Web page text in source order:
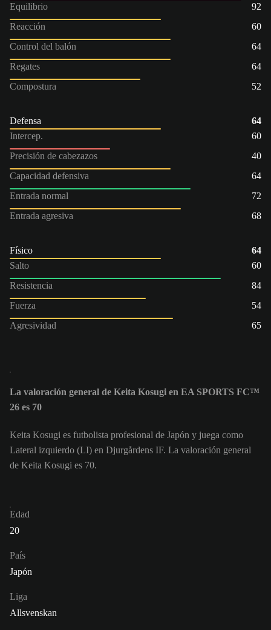
Equilibrio
92
Reacción
60
Control del balón
64
Regates
64
Compostura
52
Defensa
64
Intercep.
60
Precisión de cabezazos
40
Capacidad defensiva
64
Entrada normal
72
Entrada agresiva
68
Físico
64
Salto
60
Resistencia
84
Fuerza
54
Agresividad
65
La valoración general de Keita Kosugi en EA SPORTS FC™
26 es 70
Keita Kosugi es futbolista profesional de Japón y juega como
Lateral izquierdo (LI) en Djurgårdens IF. La valoración general
de Keita Kosugi es 70.
Edad
20
País
Japón
Liga
Allsvenskan